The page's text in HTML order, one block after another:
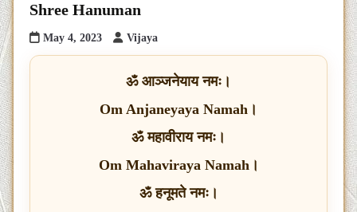
Shree Hanuman
May 4, 2023 Vijaya
ॐ आञ्जनेयाय नमः।
Om Anjaneyaya Namah।
ॐ महावीराय नमः।
Om Mahaviraya Namah।
ॐ हनूमते नमः।